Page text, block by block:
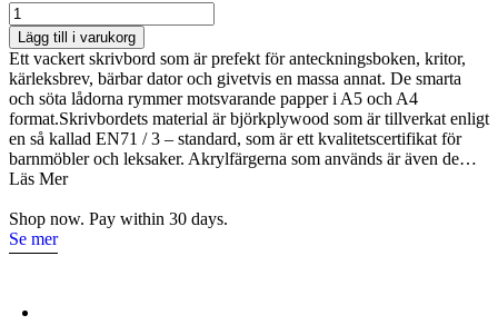
Babushka
skrivbord
till
barnrummet
mängd
Lägg till i varukorg
Ett vackert skrivbord som är prefekt för anteckningsboken, kritor,
kärleksbrev, bärbar dator och givetvis en massa annat. De smarta
och söta lådorna rymmer motsvarande papper i A5 och A4
format.Skrivbordets material är björkplywood som är tillverkat enligt
en så kallad EN71 / 3 – standard, som är ett kvalitetscertifikat för
barnmöbler och leksaker. Akrylfärgerna som används är även de…
Läs Mer
Shop now. Pay within 30 days.
Se mer